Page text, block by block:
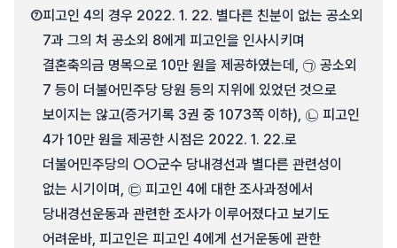
⑦피고인 4의 경우 2022. 1. 22. 별다른 친분이 없는 공소외
7과 그의 처 공소외 8에게 피고인을 인사시키며
결혼축의금 명목으로 10만 원을 제공하였는데, ㉠ 공소외
7 등이 더불어민주당 당원 등의 지위에 있었던 것으로
보이지는 않고(증거기록 3권 중 1073쪽 이하), ㉡ 피고인
4가 10만 원을 제공한 시점은 2022. 1. 22.로
더불어민주당의 ○○군수 당내경선과 별다른 관련성이
없는 시기이며, ㉢ 피고인 4에 대한 조사과정에서
당내경선운동과 관련한 조사가 이루어졌다고 보기도
어려운바, 피고인은 피고인 4에게 선거운동에 관한